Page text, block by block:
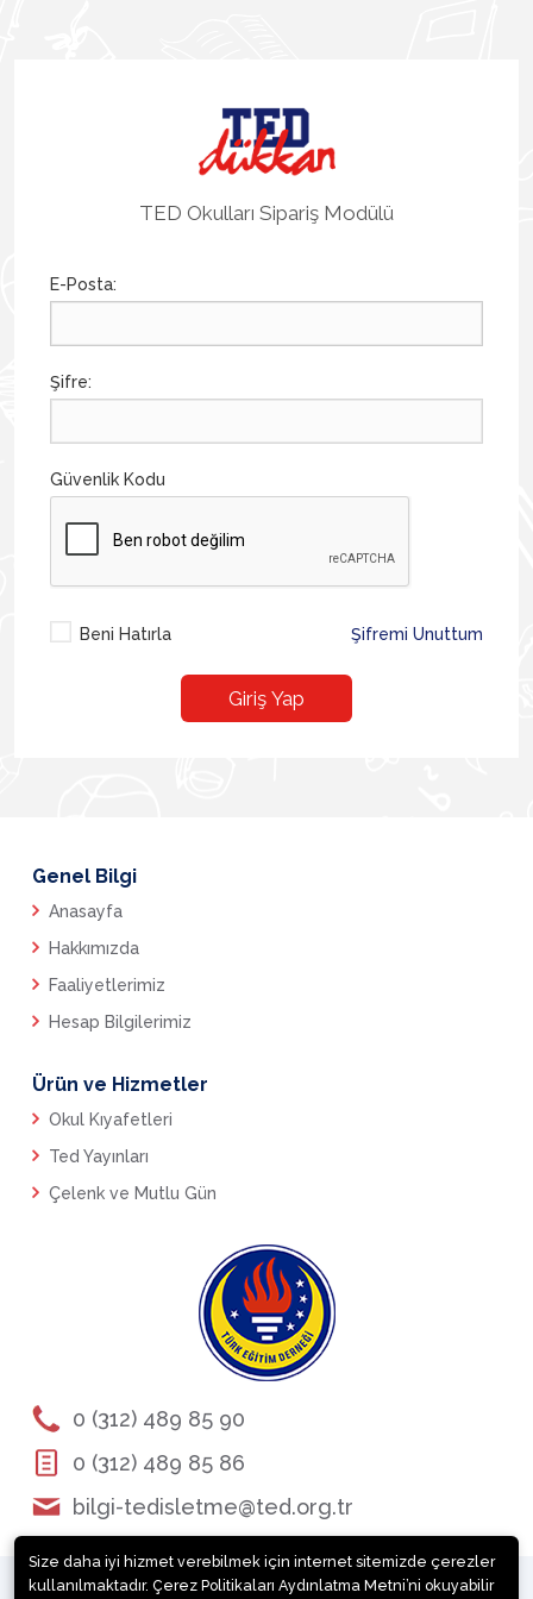
TED Okulları Sipariş Modülü
E-Posta:
Şifre:
Güvenlik Kodu
Beni Hatırla Şifremi Unuttum
Giriş Yap
Genel Bilgi
Anasayfa
Hakkımızda
Faaliyetlerimiz
Hesap Bilgilerimiz
Ürün ve Hizmetler
Okul Kıyafetleri
Ted Yayınları
Çelenk ve Mutlu Gün
0 (312) 489 85 90
0 (312) 489 85 86
bilgi-tedisletme@ted.org.tr
© TÜRK EĞİTİM DERNEĞİ İKTİSADİ İŞLETMESİ Tüm
Size daha iyi hizmet verebilmek için internet sitemizde çerezler
kullanılmaktadır. Çerez Politikaları Aydınlatma Metni’ni okuyabilir